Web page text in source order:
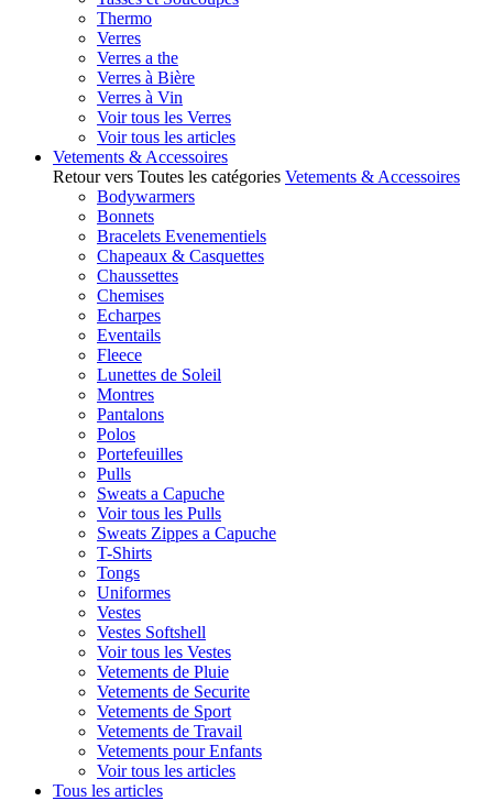
Thermo
Verres
Verres a the
Verres à Bière
Verres à Vin
Voir tous les Verres
Voir tous les articles
Vetements & Accessoires
Retour vers Toutes les catégories Vetements & Accessoires
Bodywarmers
Bonnets
Bracelets Evenementiels
Chapeaux & Casquettes
Chaussettes
Chemises
Echarpes
Eventails
Fleece
Lunettes de Soleil
Montres
Pantalons
Polos
Portefeuilles
Pulls
Sweats a Capuche
Voir tous les Pulls
Sweats Zippes a Capuche
T-Shirts
Tongs
Uniformes
Vestes
Vestes Softshell
Voir tous les Vestes
Vetements de Pluie
Vetements de Securite
Vetements de Sport
Vetements de Travail
Vetements pour Enfants
Voir tous les articles
Tous les articles